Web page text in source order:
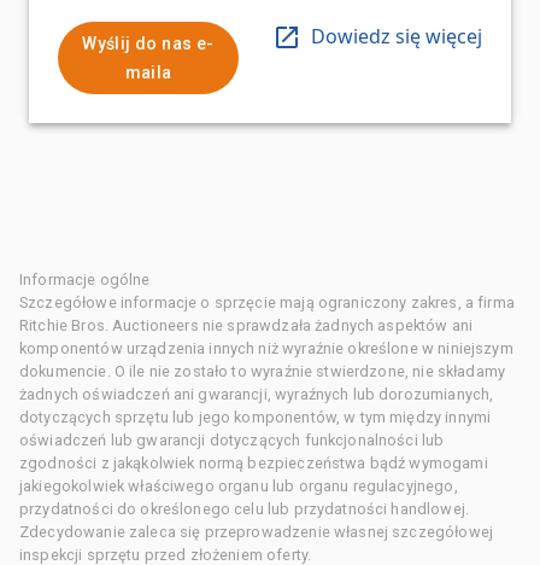
Wyślij do nas e-
maila
Dowiedz się więcej
Informacje ogólne
Szczegółowe informacje o sprzęcie mają ograniczony zakres, a firma
Ritchie Bros. Auctioneers nie sprawdzała żadnych aspektów ani
komponentów urządzenia innych niż wyraźnie określone w niniejszym
dokumencie. O ile nie zostało to wyraźnie stwierdzone, nie składamy
żadnych oświadczeń ani gwarancji, wyraźnych lub dorozumianych,
dotyczących sprzętu lub jego komponentów, w tym między innymi
oświadczeń lub gwarancji dotyczących funkcjonalności lub
zgodności z jakąkolwiek normą bezpieczeństwa bądź wymogami
jakiegokolwiek właściwego organu lub organu regulacyjnego,
przydatności do określonego celu lub przydatności handlowej.
Zdecydowanie zaleca się przeprowadzenie własnej szczegółowej
inspekcji sprzętu przed złożeniem oferty.